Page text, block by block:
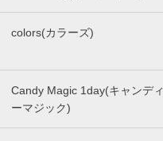
colors(カラーズ)
Candy Magic 1day(キャンディ
ーマジック)